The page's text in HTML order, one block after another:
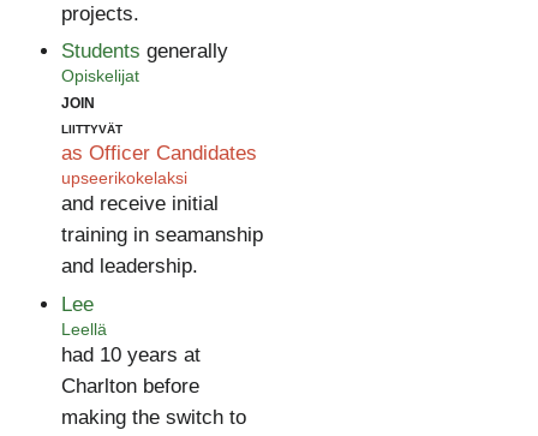
projects.
Students
Opiskelijat
generally
join
liittyvät
as Officer Candidates
upseerikokelaksi
and receive initial
training in seamanship
and leadership.
Lee
Leellä
had 10 years at
Charlton before
making the switch to